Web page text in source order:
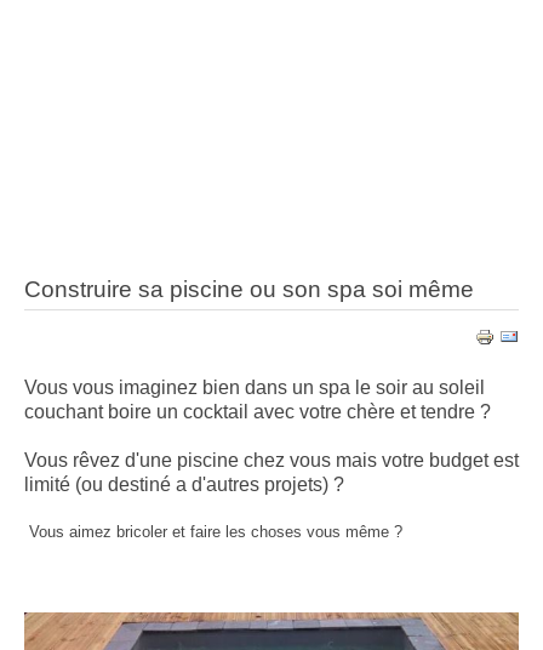
Construire sa piscine ou son spa soi même
Vous vous imaginez bien dans un spa le soir au soleil
couchant boire un cocktail avec votre chère et tendre ?
Vous rêvez d'une piscine chez vous mais votre budget est
limité (ou destiné a d'autres projets) ?
Vous aimez bricoler et faire les choses vous même ?